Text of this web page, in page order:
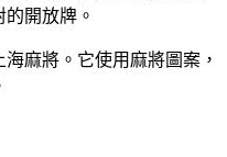
開放牌。
麻將。它使用麻將圖案，